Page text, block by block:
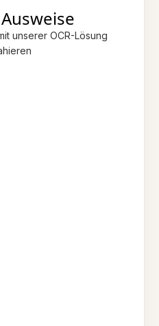
unserer OCR-Lösung